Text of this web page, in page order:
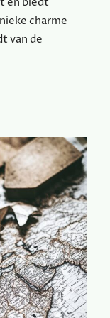
charme
van de